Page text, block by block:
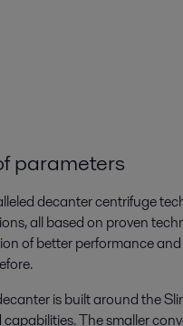
parameters
decanter centrifuge
all based on proven
of better performance
is built around the
The smaller